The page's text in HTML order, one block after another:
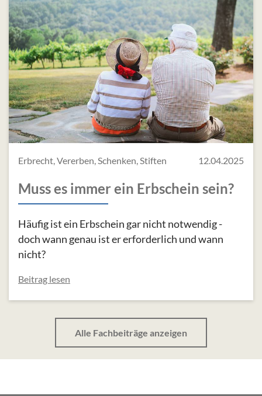
Erbrecht, Vererben, Schenken, Stiften 12.04.2025
Muss es immer ein Erbschein sein?
Häufig ist ein Erbschein gar nicht notwendig -
doch wann genau ist er erforderlich und wann
nicht?
Beitrag lesen
Alle Fachbeiträge anzeigen